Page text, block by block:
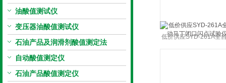
油酸值测试仪
变压器油酸值测试仪
石油产品及润滑剂酸值测定法
自动酸值测定仪
石油产品酸值测定仪
低价供应SYD-261A全